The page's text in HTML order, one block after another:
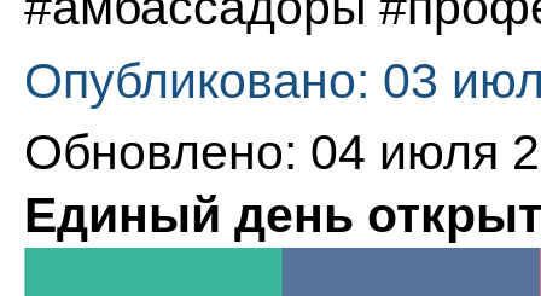
Опубликовано: 03
Обновлено: 04 июля
Единый день